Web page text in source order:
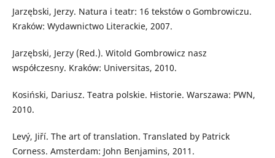
Jarzębski, Jerzy. Natura i teatr: 16 tekstów o Gombrowiczu.
Kraków: Wydawnictwo Literackie, 2007.
Jarzębski, Jerzy (Red.). Witold Gombrowicz nasz
współczesny. Kraków: Universitas, 2010.
Kosiński, Dariusz. Teatra polskie. Historie. Warszawa: PWN,
2010.
Levý, Jiří. The art of translation. Translated by Patrick
Corness. Amsterdam: John Benjamins, 2011.